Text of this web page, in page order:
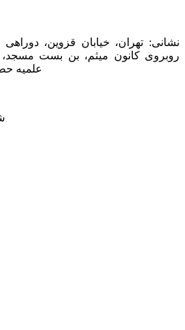
نشانی: تهران، خیابان قزوین، دوراهی
علمیه